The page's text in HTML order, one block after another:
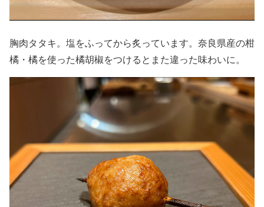
胸肉タタキ。塩をふってから炙っています。奈良県産の柑
橘・橘を使った橘胡椒をつけるとまた違った味わいに。